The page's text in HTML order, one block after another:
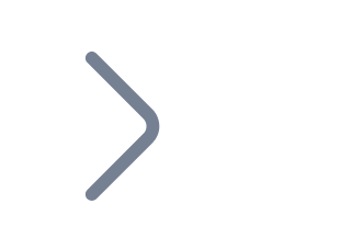
Bitcoin